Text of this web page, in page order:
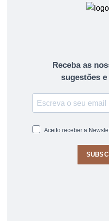
Receba as
sugestões
Aceito receber a